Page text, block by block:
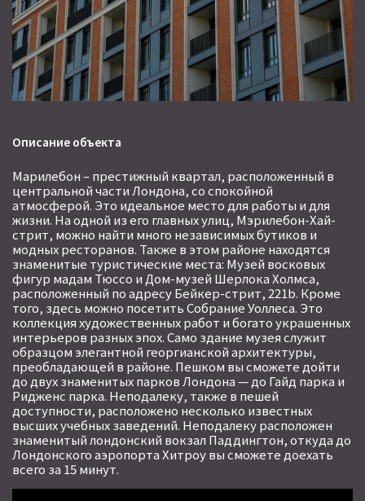
Описание объекта
Марилебон – престижный квартал, расположенный в
центральной части Лондона, со спокойной
атмосферой. Это идеальное место для работы и для
жизни. На одной из его главных улиц, Мэрилебон-Хай-
стрит, можно найти много независимых бутиков и
модных ресторанов. Также в этом районе находятся
знаменитые туристические места: Музей восковых
фигур мадам Тюссо и Дом-музей Шерлока Холмса,
расположенный по адресу Бейкер-стрит, 221b. Кроме
того, здесь можно посетить Собрание Уоллеса. Это
коллекция художественных работ и богато украшенных
интерьеров разных эпох. Само здание музея служит
образцом элегантной георгианской архитектуры,
преобладающей в районе. Пешком вы сможете дойти
до двух знаменитых парков Лондона — до Гайд парка и
Ридженс парка. Неподалеку, также в пешей
доступности, расположено несколько известных
высших учебных заведений. Неподалеку расположен
знаменитый лондонский вокзал Паддингтон, откуда до
Лондонского аэропорта Хитроу вы сможете доехать
всего за 15 минут.